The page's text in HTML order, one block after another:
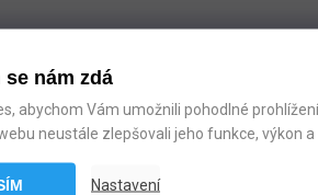
nám zdá
abychom Vám umožnili pohodlné
neustále zlepšovali jeho funkce, výkon a
Nastavení